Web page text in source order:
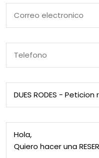
electronico